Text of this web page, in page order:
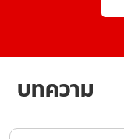
บทความ